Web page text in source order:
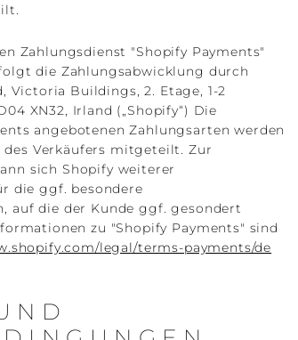
Zahlungsdienst "Shopify Payments"
die Zahlungsabwicklung durch
Buildings, 2. Etage, 1-2
XN32, Irland („Shopify“) Die
angebotenen Zahlungsarten werden
Verkäufers mitgeteilt. Zur
sich Shopify weiterer
die ggf. besondere
auf die der Kunde ggf. gesondert
zu "Shopify Payments" sind
legal/terms-payments/de